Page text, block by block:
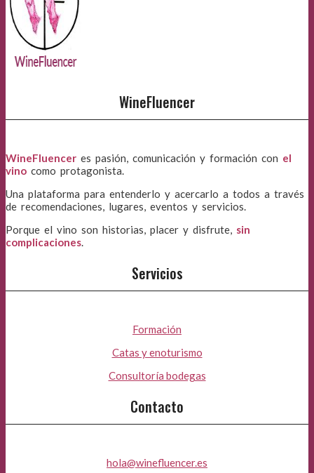
WineFluencer
WineFluencer es pasión, comunicación y formación con el
vino como protagonista.
Una plataforma para entenderlo y acercarlo a todos a través
de recomendaciones, lugares, eventos y servicios.
Porque el vino son historias, placer y disfrute, sin
complicaciones.
Servicios
Formación
Catas y enoturismo
Consultoría bodegas
Contacto
hola@winefluencer.es